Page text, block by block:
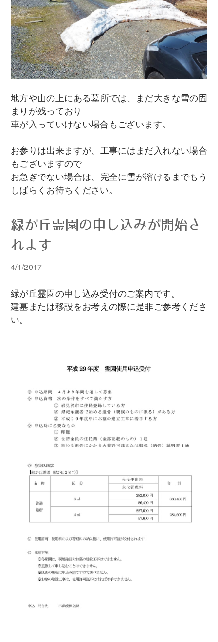
地方や山の上にある墓所では、まだ大きな雪の固
まりが残っており
車が入っていけない場合もございます。
お参りは出来ますが、工事にはまだ入れない場合
もございますので
お急ぎでない場合は、完全に雪が溶けるまでもう
しばらくお待ちください。
緑が丘霊園の申し込みが開始さ
れます
4/1/2017
緑が丘霊園の申し込み受付のご案内です。
建墓または移設をお考えの際に是非ご参考くださ
い。